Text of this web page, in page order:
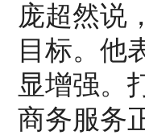
庞超然说
目标。他
显增强。
商务服务